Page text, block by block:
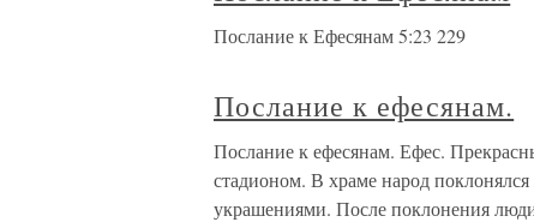
Послание к Ефесянам 5:23 229
Послание к ефесянам.
Послание к ефесянам. Ефес.
стадионом. В храме народ
украшениями. После поклонения